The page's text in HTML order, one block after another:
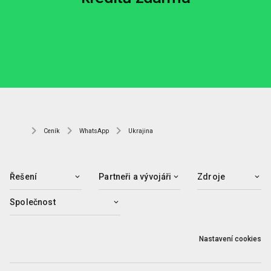
Ceník WhatsApp Ukrajina
Řešení Partneři a vývojáři Zdroje
Společnost
Nastavení cookies